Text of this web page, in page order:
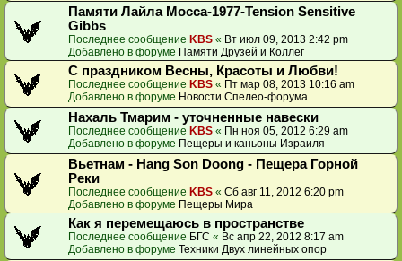
Памяти Лайла Мосса-1977-Tension Sensitive
Gibbs
Последнее сообщение KBS « Вт июл 09, 2013 2:42 pm
Добавлено в форуме Памяти Друзей и Коллег
С праздником Весны, Красоты и Любви!
Последнее сообщение KBS « Пт мар 08, 2013 10:16 am
Добавлено в форуме Новости Спелео-форума
Нахаль Тмарим - уточненные навески
Последнее сообщение KBS « Пн ноя 05, 2012 6:29 am
Добавлено в форуме Пещеры и каньоны Израиля
Вьетнам - Hang Son Doong - Пещера Горной
Реки
Последнее сообщение KBS « Сб авг 11, 2012 6:20 pm
Добавлено в форуме Пещеры Мира
Как я перемещаюсь в пространстве
Последнее сообщение БГС « Вс апр 22, 2012 8:17 am
Добавлено в форуме Техники Двух линейных опор